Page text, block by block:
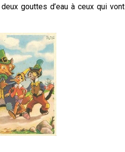
gouttes d’eau à ceux qui vont